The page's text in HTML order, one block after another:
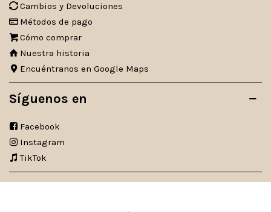
Cambios y Devoluciones
Métodos de pago
Cómo comprar
Nuestra historia
Encuéntranos en Google Maps
Síguenos en
Facebook
Instagram
TikTok